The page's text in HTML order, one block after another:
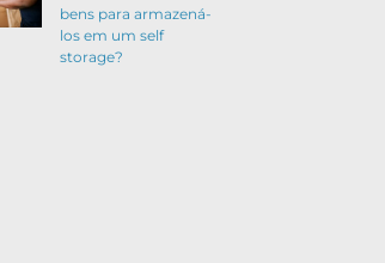
bens para armazená-
los em um self
storage?